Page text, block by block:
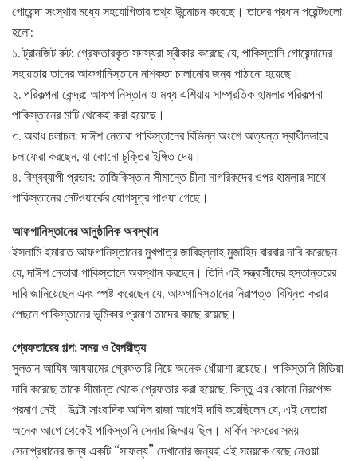
গোয়েন্দা সংস্থার মধ্যে সহযোগিতার তথ্য উন্মোচন করেছে। তাদের প্রধান পয়েন্টগুলো
হলো:
১. ট্রানজিট রুট: গ্রেফতারকৃত সদস্যরা স্বীকার করেছে যে, পাকিস্তানি গোয়েন্দাদের
সহায়তায় তাদের আফগানিস্তানে নাশকতা চালানোর জন্য পাঠানো হয়েছে।
২. পরিকল্পনা কেন্দ্র: আফগানিস্তান ও মধ্য এশিয়ায় সাম্প্রতিক হামলার পরিকল্পনা
পাকিস্তানের মাটি থেকেই করা হয়েছে।
৩. অবাধ চলাচল: দাঈশ নেতারা পাকিস্তানের বিভিন্ন অংশে অত্যন্ত স্বাধীনভাবে
চলাফেরা করছেন, যা কোনো চুক্তির ইঙ্গিত দেয়।
৪. বিশ্বব্যাপী প্রভাব: তাজিকিস্তান সীমান্তে চীনা নাগরিকদের ওপর হামলার সাথে
পাকিস্তানের নেটওয়ার্কের যোগসূত্র পাওয়া গেছে।
আফগানিস্তানের আনুষ্ঠানিক অবস্থান
ইসলামি ইমারাত আফগানিস্তানের মুখপাত্র জাবিহুল্লাহ মুজাহিদ বারবার দাবি করেছেন
যে, দাঈশ নেতারা পাকিস্তানে অবস্থান করছেন। তিনি এই সন্ত্রাসীদের হস্তান্তরের
দাবি জানিয়েছেন এবং স্পষ্ট করেছেন যে, আফগানিস্তানের নিরাপত্তা বিঘ্নিত করার
পেছনে পাকিস্তানের ভূমিকার প্রমাণ তাদের কাছে রয়েছে।
গ্রেফতারের গল্প: সময় ও বৈপরীত্য
সুলতান আযিয আযযামের গ্রেফতারি নিয়ে অনেক ধোঁয়াশা রয়েছে। পাকিস্তানি মিডিয়া
দাবি করেছে তাকে সীমান্ত থেকে গ্রেফতার করা হয়েছে, কিন্তু এর কোনো নিরপেক্ষ
প্রমাণ নেই। উল্টো সাংবাদিক আদিল রাজা আগেই দাবি করেছিলেন যে, এই নেতারা
অনেক আগে থেকেই পাকিস্তানি সেনার জিম্মায় ছিল। মার্কিন সফরের সময়
সেনাপ্রধানের জন্য একটি “সাফল্য” দেখানোর জন্যই এই সময়কে বেছে নেওয়া